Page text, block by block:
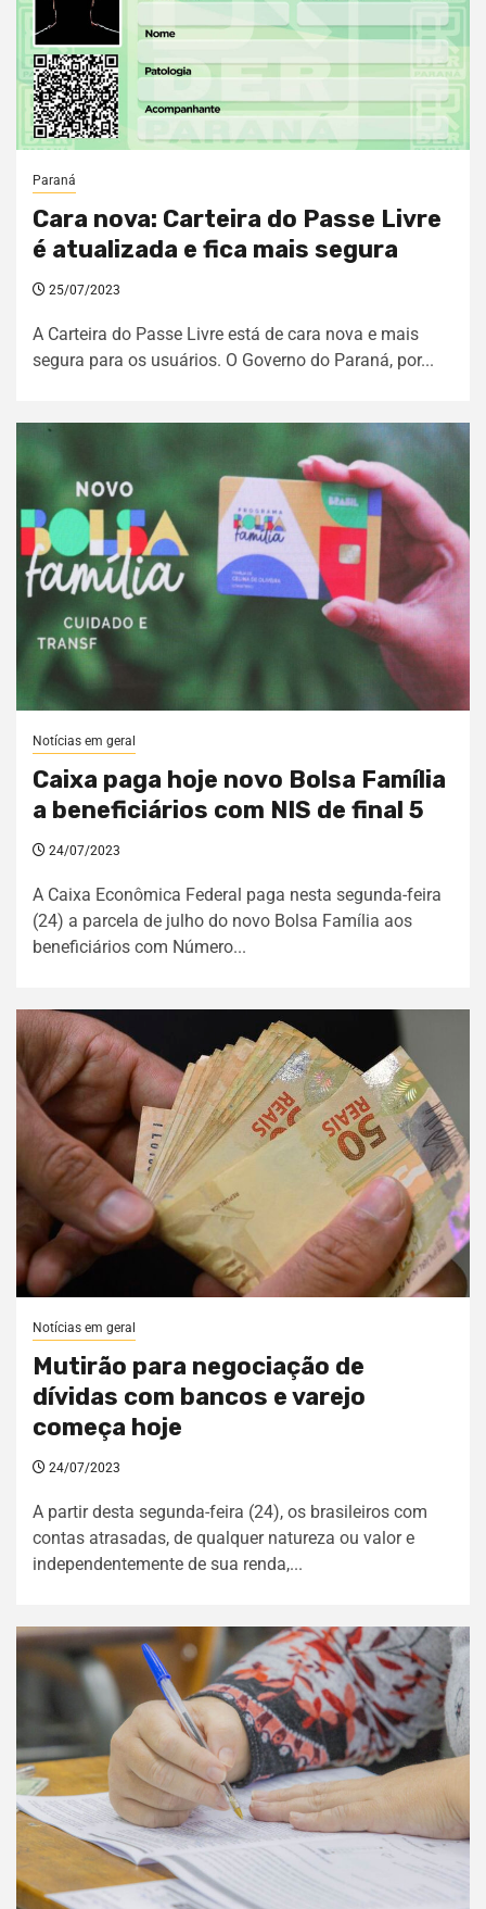
Paraná
Cara nova: Carteira do Passe Livre
é atualizada e fica mais segura
25/07/2023
A Carteira do Passe Livre está de cara nova e mais
segura para os usuários. O Governo do Paraná, por...
Notícias em geral
Caixa paga hoje novo Bolsa Família
a beneficiários com NIS de final 5
24/07/2023
A Caixa Econômica Federal paga nesta segunda-feira
(24) a parcela de julho do novo Bolsa Família aos
beneficiários com Número...
Notícias em geral
Mutirão para negociação de
dívidas com bancos e varejo
começa hoje
24/07/2023
A partir desta segunda-feira (24), os brasileiros com
contas atrasadas, de qualquer natureza ou valor e
independentemente de sua renda,...